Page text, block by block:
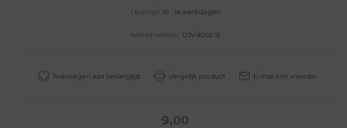
Levertijd: 10 - 14 werkdagen
Artikelnummer: DJV-K102-1E
9,00